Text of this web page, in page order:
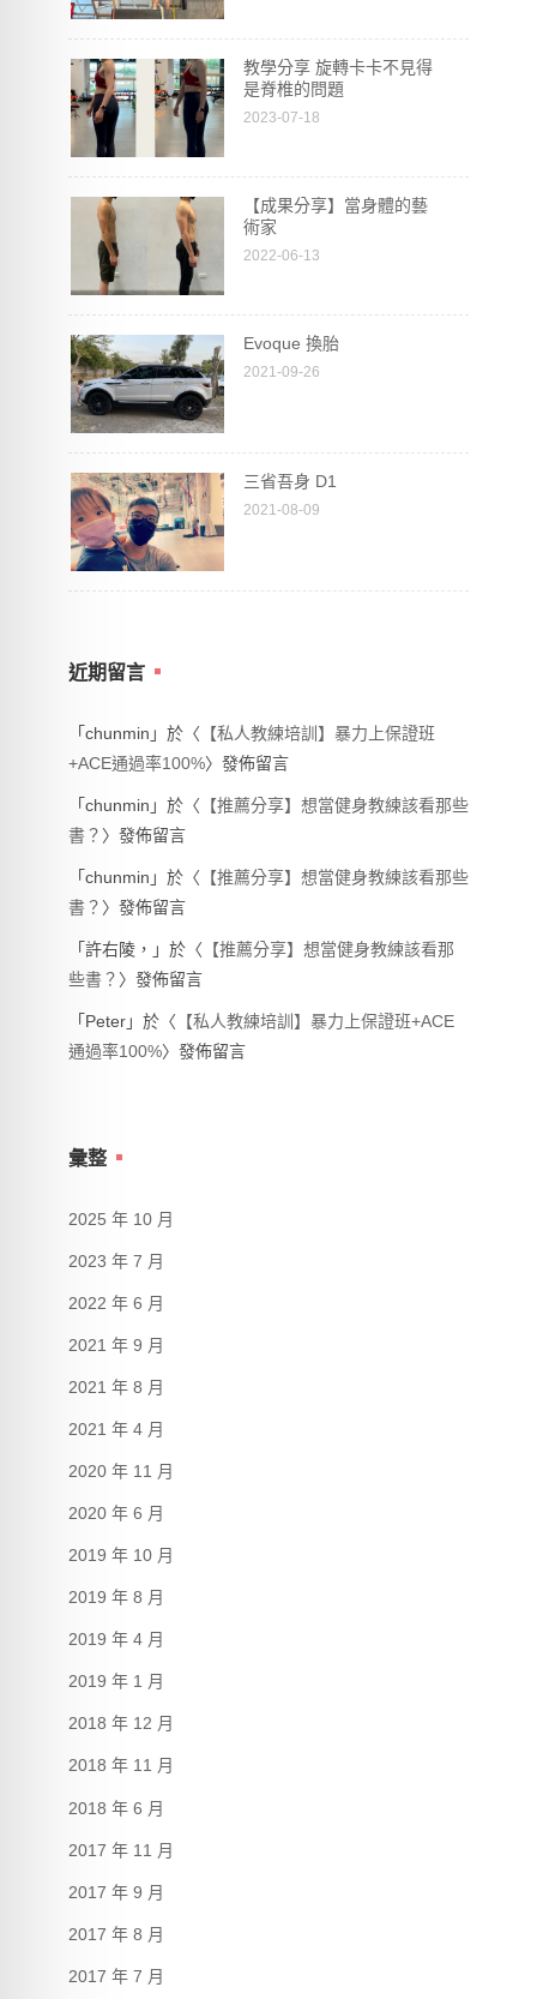
教學分享 旋轉卡卡不見得
是脊椎的問題
2023-07-18
【成果分享】當身體的藝
術家
2022-06-13
Evoque 換胎
2021-09-26
三省吾身 D1
2021-08-09
近期留言
「chunmin 」於〈 【私人教練培訓】暴力上保證班
+ACE通過率100%〉發佈留言
「chunmin 」於〈 【推薦分享】想當健身教練該看那些
書？ 〉發佈留言
「chunmin 」於〈 【推薦分享】想當健身教練該看那些
書？ 〉發佈留言
「許右陵， 」於〈 【推薦分享】想當健身教練該看那
些書？ 〉發佈留言
「 Peter」於〈 【私人教練培訓】暴力上保證班+ACE
通過率100%〉發佈留言
彙整
2025 年 10 月
2023 年 7 月
2022 年 6 月
2021 年 9 月
2021 年 8 月
2021 年 4 月
2020 年 11 月
2020 年 6 月
2019 年 10 月
2019 年 8 月
2019 年 4 月
2019 年 1 月
2018 年 12 月
2018 年 11 月
2018 年 6 月
2017 年 11 月
2017 年 9 月
2017 年 8 月
2017 年 7 月